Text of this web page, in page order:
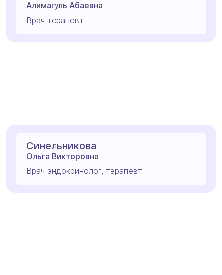
Алимагуль Абаевна
Врач терапевт
Синельникова
Ольга Викторовна
Врач эндокринолог, терапевт